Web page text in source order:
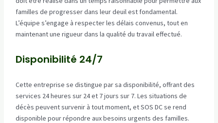
familles de progresser dans leur deuil est fondamental.
L’équipe s’engage à respecter les délais convenus, tout en
maintenant une rigueur dans la qualité du travail effectué.
Disponibilité 24/7
Cette entreprise se distingue par sa disponibilité, offrant des
services 24 heures sur 24 et 7 jours sur 7. Les situations de
décès peuvent survenir à tout moment, et SOS DC se rend
disponible pour répondre aux besoins urgents des familles.